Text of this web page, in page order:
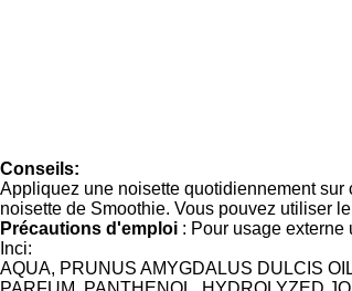
Conseils:
Appliquez une noisette quotidiennement
noisette de Smoothie. Vous pouvez utiliser
Précautions d'emploi : Pour usage externe
Inci:
AQUA, PRUNUS AMYGDALUS DULCIS